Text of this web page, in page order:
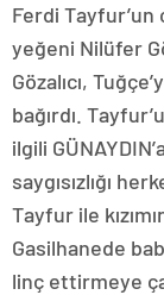
Ferdi Tayfur’un
yeğeni Nilüfer
Gözalıcı,
bağırdı.
ilgili
saygısızlığı
Tayfur ile
Gasilhanede
linç ettirmeye